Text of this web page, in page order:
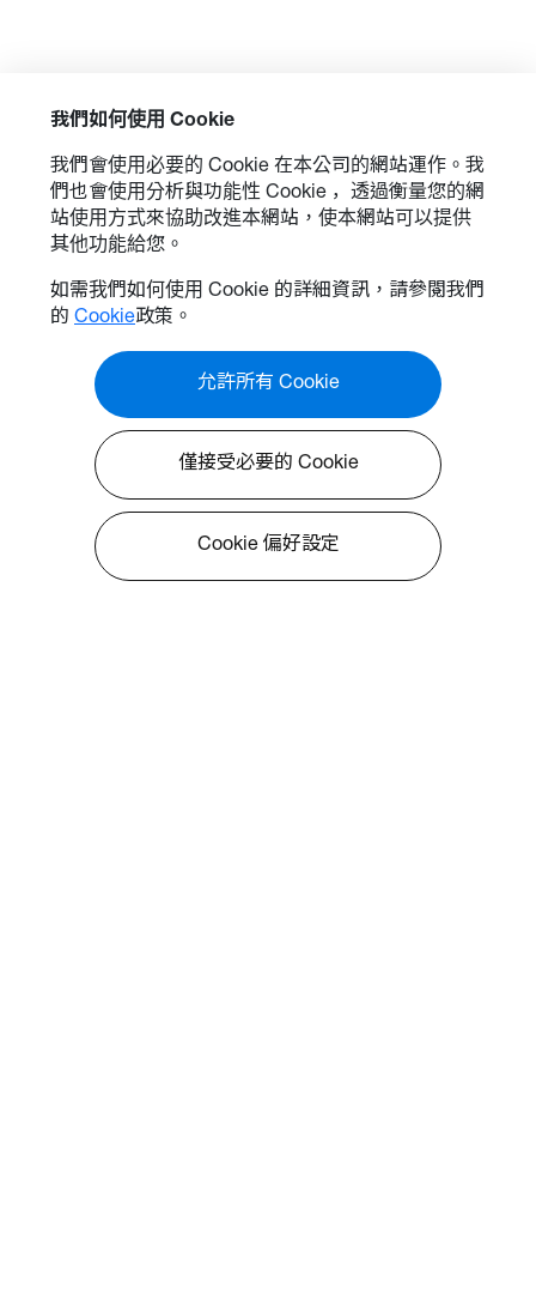
我們如何使用 Cookie
我們會使用必要的 Cookie 在本公司的網站運作。我
們也會使用分析與功能性 Cookie ，透過衡量您的網
站使用方式來協助改進本網站，使本網站可以提供
其他功能給您。
如需我們如何使用 Cookie 的詳細資訊，請參閱我們
的 Cookie政策。
允許所有 Cookie
僅接受必要的 Cookie
Cookie 偏好設定